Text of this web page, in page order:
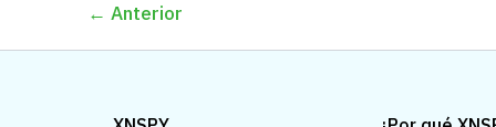
← Anterior